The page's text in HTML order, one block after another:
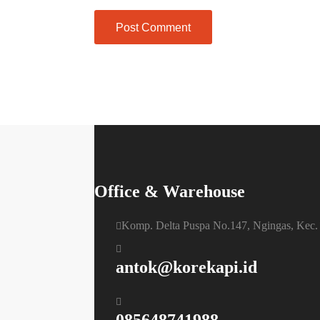
Office & Warehouse
Komp. Delta Puspa No.147, Ngingas,
antok@korekapi.id